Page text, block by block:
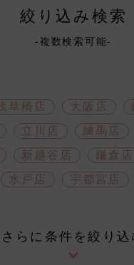
絞り込み検索
-複数検索可能-
草橋店 大阪店
立川店 練馬店
新越谷店 鎌倉店
水戸店 宇都宮店
さらに条件を絞り込